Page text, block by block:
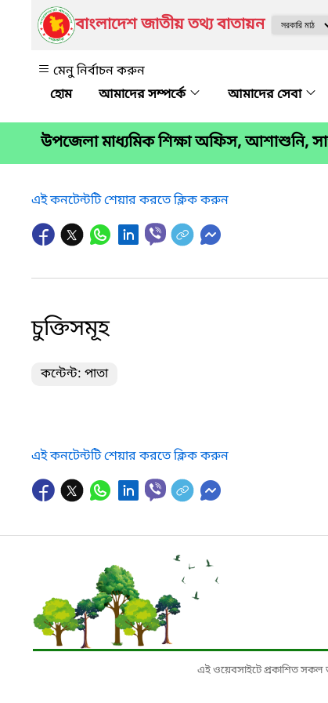
বাংলাদেশ জাতীয় তথ্য বাতায়ন
মেনু নির্বাচন করুন
আমাদের সম্পর্কে
আমাদের সেবা
উপজেলা মাধ্যমিক শিক্ষা অফিস, আশাশুনি,
এই কনটেন্টটি শেয়ার করতে ক্লিক করুন
চুক্তিসমূহ
কন্টেন্ট: পাতা
এই কনটেন্টটি শেয়ার করতে ক্লিক করুন
এই ওয়েবসাইটে প্রকাশিত সকল